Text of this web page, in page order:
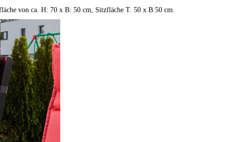
von ca. H: 70 x B: 50 cm, Sitzfläche T. 50 x B 50 cm.